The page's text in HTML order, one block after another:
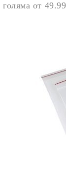
голяма от